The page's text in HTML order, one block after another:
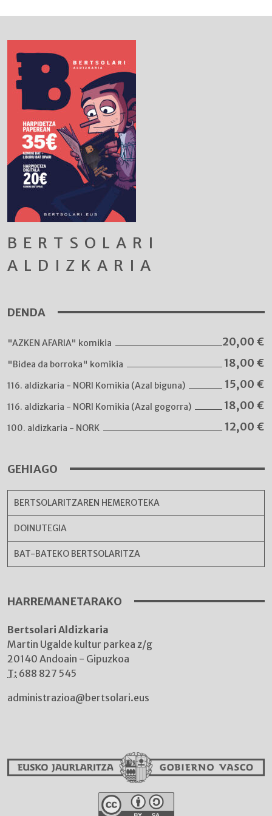
BERTSOLARI
ALDIZKARIA
DENDA
"AZKEN AFARIA" komikia 20,00 €
"Bidea da borroka" komikia 18,00 €
116. aldizkaria - NORI Komikia (Azal biguna) 15,00 €
116. aldizkaria - NORI Komikia (Azal gogorra) 18,00 €
100. aldizkaria - NORK 12,00 €
GEHIAGO
BERTSOLARITZAREN HEMEROTEKA
DOINUTEGIA
BAT-BATEKO BERTSOLARITZA
HARREMANETARAKO
Bertsolari Aldizkaria
Martin Ugalde kultur parkea z/g
20140 Andoain - Gipuzkoa
T: 688 827 545
administrazioa@bertsolari.eus